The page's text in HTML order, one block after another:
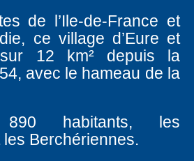
de l’Ile-de-France et
ce village d’Eure et
12 km² depuis la
avec le hameau de la
habitants, les
Berchériennes.